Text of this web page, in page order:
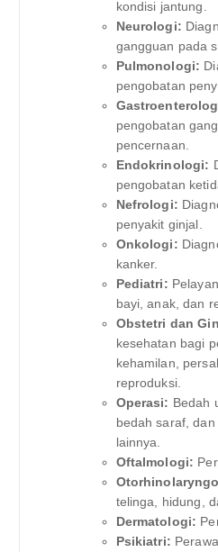
kondisi jantung.
Neurologi:
gangguan pada
Pulmonologi:
pengobatan
pengobatan
pencernaan.
Endokrinologi:
pengobatan
Nefrologi:
penyakit ginjal.
Onkologi:
kanker.
Pediatri:
bayi, anak, dan
Obstetri dan
kesehatan bagi
kehamilan,
reproduksi.
Operasi: Bedah
bedah saraf,
lainnya.
Oftalmologi:
telinga, hidung,
Dermatologi:
Psikiatri: